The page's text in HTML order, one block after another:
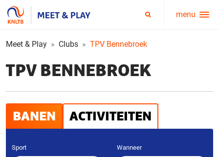
Service
menu
menu
Meet & Play Clubs TPV Bennebroek
TPV BENNEBROEK
BANEN ACTIVITEITEN
Sport Wanneer